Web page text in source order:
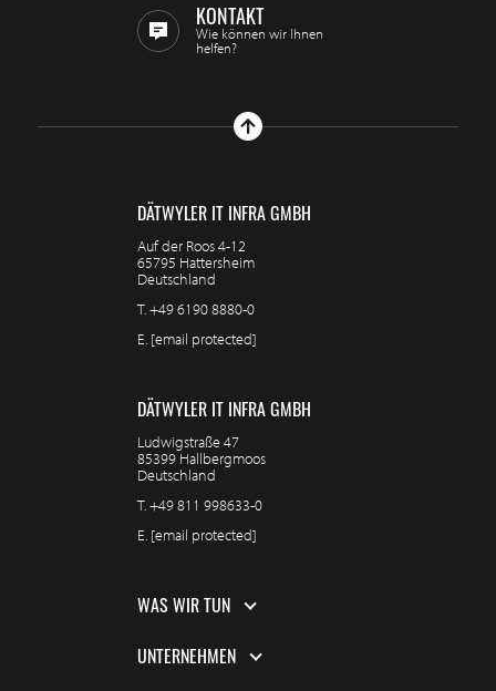
KONTAKT
Wie können wir Ihnen
helfen?
DÄTWYLER IT INFRA GMBH
Auf der Roos 4-12
65795 Hattersheim
Deutschland
T.+49 6190 8880-0
E. [email protected]
DÄTWYLER IT INFRA GMBH
Ludwigstraße 47
85399 Hallbergmoos
Deutschland
T.+49 811 998633-0
E. [email protected]
WAS WIR TUN
UNTERNEHMEN